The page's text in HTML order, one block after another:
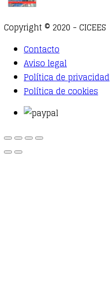
Copyright © 2020 - CICEES
Contacto
Aviso legal
Política de privacidad
Política de cookies